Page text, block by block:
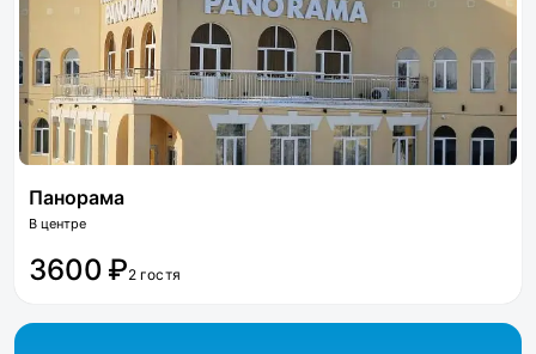
Панорама
В центре
3600 ₽2 гостя